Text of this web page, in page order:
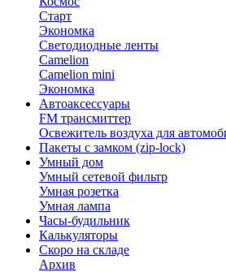
Старт
Экономка
Светодиодные ленты
Camelion
Camelion mini
Экономка
Автоаксессуары
FM трансмиттер
Освежитель воздуха для
Пакеты с замком (zip-lock)
Умный дом
Умный сетевой фильтр
Умная розетка
Умная лампа
Часы-будильник
Калькуляторы
Скоро на складе
Архив